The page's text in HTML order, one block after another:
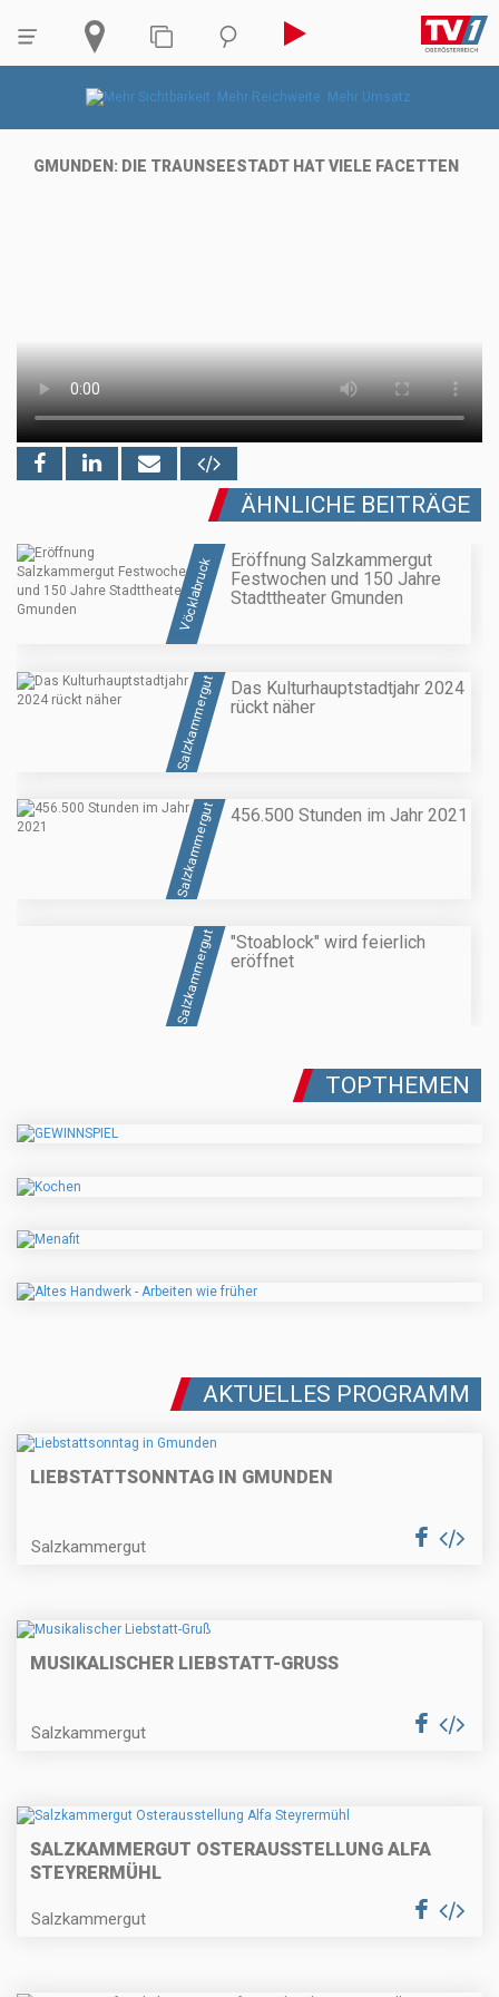
GMUNDEN: DIE TRAUNSEESTADT HAT VIELE FACETTEN
ÄHNLICHE BEITRÄGE
Vöcklabruck
Eröffnung Salzkammergut
Festwochen und 150 Jahre
Stadttheater Gmunden
Salzkammergut
Das Kulturhauptstadtjahr 2024
rückt näher
Salzkammergut 456.500 Stunden im Jahr 2021
Salzkammergut
"Stoablock" wird feierlich
eröffnet
TOPTHEMEN
AKTUELLES PROGRAMM
LIEBSTATTSONNTAG IN GMUNDEN
Salzkammergut
MUSIKALISCHER LIEBSTATT-GRUSS
Salzkammergut
SALZKAMMERGUT OSTERAUSSTELLUNG ALFA
STEYRERMÜHL
Salzkammergut